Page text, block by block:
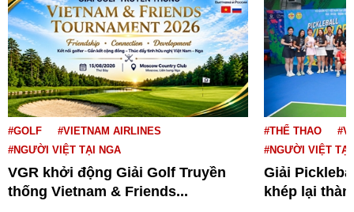
#GOLF
#VIETNAM AIRLINES
#NGƯỜI VIỆT TẠI NGA
VGR khởi động Giải Golf Truyền
thống Vietnam & Friends...
#THỂ THAO
#NGƯỜI VIỆT TẠI
Giải
khép lại